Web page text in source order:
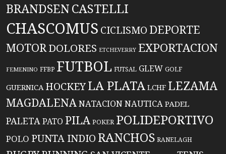
BRANDSENCASTELLI
CHASCOMUS CICLISMO DEPORTE
MOTORDOLORES ETCHEVERRY EXPORTACION
FEMENINO FFBP FUTBOL FUTSAL GLEW GOLF
GUERNICA HOCKEYLA PLATA LCHF LEZAMA
MAGDALENANATACIONNAUTICA PADEL
PALETAPATO PILA POKER POLIDEPORTIVO
POLO PUNTA INDIO RANCHOS RANELAGH